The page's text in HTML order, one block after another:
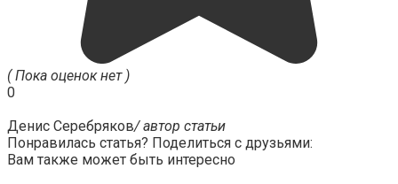
( Пока оценок нет )
0
Денис Серебряков/ автор статьи
Понравилась статья? Поделиться с друзьями:
Вам также может быть интересно